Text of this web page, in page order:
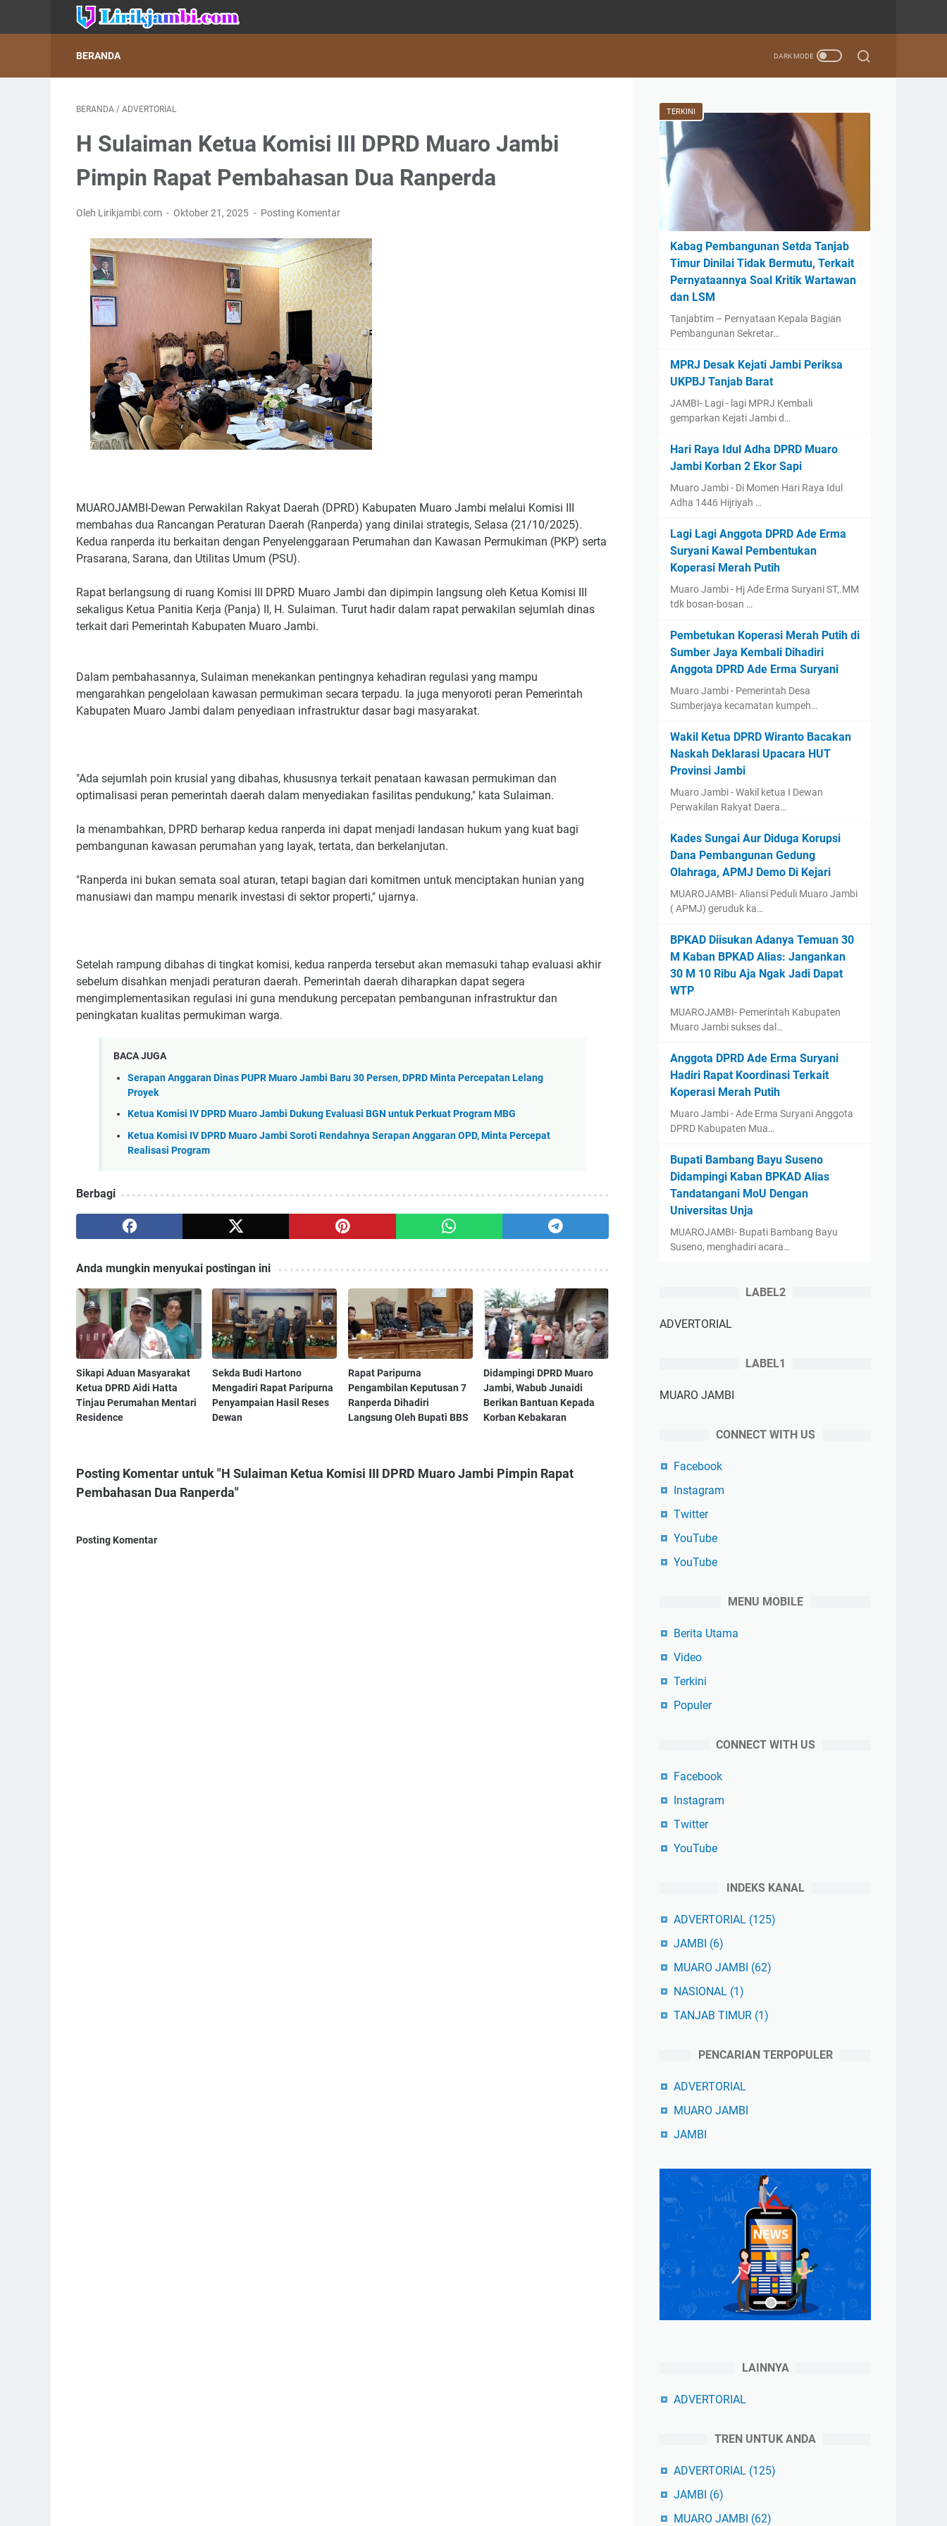
BERANDA
BERANDA / ADVERTORIAL
‎H Sulaiman Ketua Komisi III DPRD Muaro Jambi
Pimpin Rapat Pembahasan Dua Ranperda
Oleh Lirikjambi.com Oktober 21, 2025 Posting Komentar
‎MUAROJAMBI-Dewan Perwakilan Rakyat Daerah (DPRD) Kabupaten Muaro Jambi melalui Komisi III
membahas dua Rancangan Peraturan Daerah (Ranperda) yang dinilai strategis, Selasa (21/10/2025).
Kedua ranperda itu berkaitan dengan Penyelenggaraan Perumahan dan Kawasan Permukiman (PKP) serta
Prasarana, Sarana, dan Utilitas Umum (PSU).
‎Rapat berlangsung di ruang Komisi III DPRD Muaro Jambi dan dipimpin langsung oleh Ketua Komisi III
sekaligus Ketua Panitia Kerja (Panja) II, H. Sulaiman. Turut hadir dalam rapat perwakilan sejumlah dinas
terkait dari Pemerintah Kabupaten Muaro Jambi.
‎Dalam pembahasannya, Sulaiman menekankan pentingnya kehadiran regulasi yang mampu
mengarahkan pengelolaan kawasan permukiman secara terpadu. Ia juga menyoroti peran Pemerintah
Kabupaten Muaro Jambi dalam penyediaan infrastruktur dasar bagi masyarakat.
‎"Ada sejumlah poin krusial yang dibahas, khususnya terkait penataan kawasan permukiman dan
optimalisasi peran pemerintah daerah dalam menyediakan fasilitas pendukung," kata Sulaiman.
‎Ia menambahkan, DPRD berharap kedua ranperda ini dapat menjadi landasan hukum yang kuat bagi
pembangunan kawasan perumahan yang layak, tertata, dan berkelanjutan.
‎"Ranperda ini bukan semata soal aturan, tetapi bagian dari komitmen untuk menciptakan hunian yang
manusiawi dan mampu menarik investasi di sektor properti," ujarnya.
‎Setelah rampung dibahas di tingkat komisi, kedua ranperda tersebut akan memasuki tahap evaluasi akhir
sebelum disahkan menjadi peraturan daerah. Pemerintah daerah diharapkan dapat segera
mengimplementasikan regulasi ini guna mendukung percepatan pembangunan infrastruktur dan
peningkatan kualitas permukiman warga.
BACA JUGA
Serapan Anggaran Dinas PUPR Muaro Jambi Baru 30 Persen, DPRD Minta Percepatan Lelang
Proyek
Ketua Komisi IV DPRD Muaro Jambi Dukung Evaluasi BGN untuk Perkuat Program MBG
Ketua Komisi IV DPRD Muaro Jambi Soroti Rendahnya Serapan Anggaran OPD, Minta Percepat
Realisasi Program
Berbagi
Anda mungkin menyukai postingan ini
Sikapi Aduan Masyarakat
Ketua DPRD Aidi Hatta
Tinjau Perumahan Mentari
Residence
Sekda Budi Hartono
Mengadiri Rapat Paripurna
Penyampaian Hasil Reses
Dewan
Rapat Paripurna
Pengambilan Keputusan 7
Ranperda Dihadiri
Langsung Oleh Bupati BBS
Didampingi DPRD Muaro
Jambi, Wabub Junaidi
Berikan Bantuan Kepada
Korban Kebakaran
Posting Komentar untuk "‎H Sulaiman Ketua Komisi III DPRD Muaro Jambi Pimpin Rapat
Pembahasan Dua Ranperda"
Posting Komentar
TERKINI
Kabag Pembangunan Setda Tanjab
Timur Dinilai Tidak Bermutu, Terkait
Pernyataannya Soal Kritik Wartawan
dan LSM
Tanjabtim – Pernyataan Kepala Bagian
Pembangunan Sekretar…
MPRJ Desak Kejati Jambi Periksa
UKPBJ Tanjab Barat
JAMBI- Lagi - lagi MPRJ Kembali
gemparkan Kejati Jambi d…
Hari Raya Idul Adha DPRD Muaro
Jambi Korban 2 Ekor Sapi
Muaro Jambi - Di Momen Hari Raya Idul
Adha 1446 Hijriyah …
Lagi Lagi Anggota DPRD Ade Erma
Suryani Kawal Pembentukan
Koperasi Merah Putih
Muaro Jambi - Hj Ade Erma Suryani ST,.MM
tdk bosan-bosan …
Pembetukan Koperasi Merah Putih di
Sumber Jaya Kembali Dihadiri
Anggota DPRD Ade Erma Suryani
Muaro Jambi - Pemerintah Desa
Sumberjaya kecamatan kumpeh…
Wakil Ketua DPRD Wiranto Bacakan
Naskah Deklarasi Upacara HUT
Provinsi Jambi
Muaro Jambi - Wakil ketua I Dewan
Perwakilan Rakyat Daera…
Kades Sungai Aur Diduga Korupsi
Dana Pembangunan Gedung
Olahraga, APMJ Demo Di Kejari
MUAROJAMBI- Aliansi Peduli Muaro Jambi
( APMJ) geruduk ka…
BPKAD Diisukan Adanya Temuan 30
M Kaban BPKAD Alias: Jangankan
30 M 10 Ribu Aja Ngak Jadi Dapat
WTP ‎
‎MUAROJAMBI- Pemerintah Kabupaten
Muaro Jambi sukses dal…
Anggota DPRD Ade Erma Suryani
Hadiri Rapat Koordinasi Terkait
Koperasi Merah Putih
Muaro Jambi - Ade Erma Suryani Anggota
DPRD Kabupaten Mua…
‎Bupati Bambang Bayu Suseno
Didampingi Kaban BPKAD Alias
Tandatangani MoU Dengan
Universitas Unja ‎ ‎
‎MUAROJAMBI- Bupati Bambang Bayu
Suseno, menghadiri acara…
LABEL2
ADVERTORIAL
LABEL1
MUARO JAMBI
CONNECT WITH US
Facebook
Instagram
Twitter
YouTube
YouTube
MENU MOBILE
Berita Utama
Video
Terkini
Populer
CONNECT WITH US
Facebook
Instagram
Twitter
YouTube
INDEKS KANAL
ADVERTORIAL (125)
JAMBI (6)
MUARO JAMBI (62)
NASIONAL (1)
TANJAB TIMUR (1)
PENCARIAN TERPOPULER
ADVERTORIAL
MUARO JAMBI
JAMBI
LAINNYA
ADVERTORIAL
TREN UNTUK ANDA
ADVERTORIAL (125)
JAMBI (6)
MUARO JAMBI (62)